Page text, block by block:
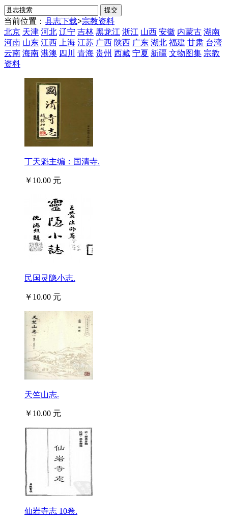
当前位置： 县志下载>宗教资料
北京 天津 河北 辽宁 吉林 黑龙江 浙江 山西 安徽 内蒙古 湖南
河南 山东 江西 上海 江苏 广西 陕西 广东 湖北 福建 甘肃 台湾
云南 海南 港澳 四川 青海 贵州 西藏 宁夏 新疆 文物图集 宗教
资料
丁天魁主编：国清寺.
￥10.00 元
民国灵隐小志.
￥10.00 元
天竺山志.
￥10.00 元
仙岩寺志 10卷.